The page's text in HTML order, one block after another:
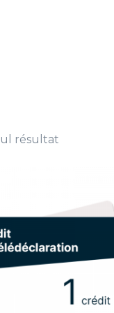
résultat